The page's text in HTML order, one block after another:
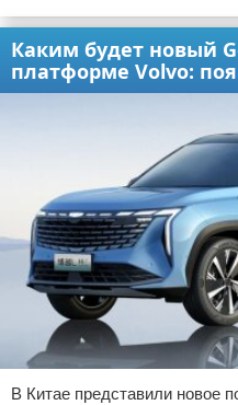
Каким будет новый
платформе Volvo:
В Китае представили новое